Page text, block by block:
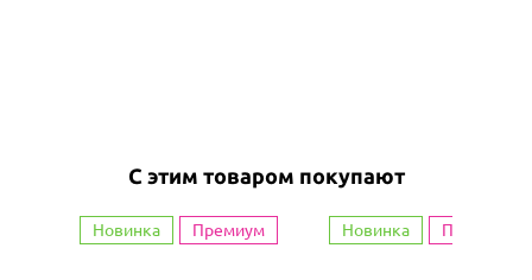
С этим товаром покупают
Новинка Премиум Новинка Премиум